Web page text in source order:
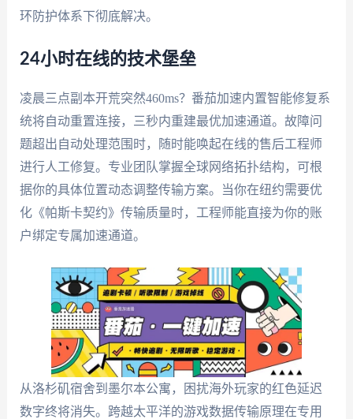
环防护体系下彻底解决。
24小时在线的技术堡垒
凌晨三点副本开荒突然460ms？番茄加速内置智能修复系
统将自动重置连接，三秒内重建最优加速通道。故障问
题超出自动处理范围时，随时能唤起在线的售后工程师
进行人工修复。专业团队掌握全球网络拓扑结构，可根
据你的具体位置动态调整传输方案。当你在纽约需要优
化《帕斯卡契约》传输质量时，工程师能直接为你的账
户绑定专属加速通道。
从洛杉矶宿舍到墨尔本公寓，困扰海外玩家的红色延迟
数字终将消失。跨越太平洋的游戏数据传输原理在专用